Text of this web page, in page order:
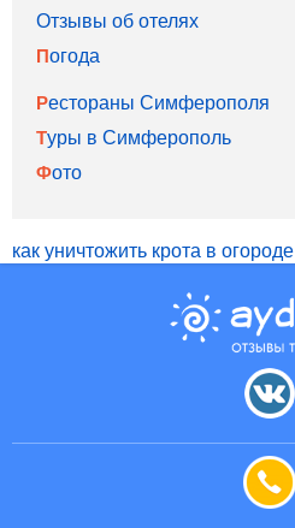
Отзывы об отелях
Погода
Рестораны Симферополя
Туры в Симферополь
Фото
как уничтожить крота в огороде